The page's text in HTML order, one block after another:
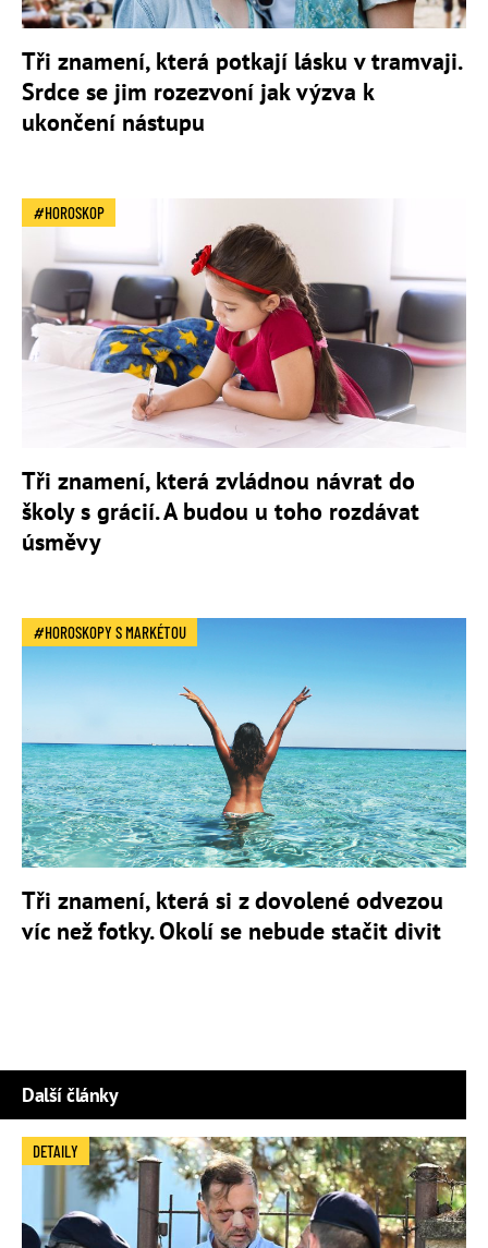
Tři znamení, která potkají lásku v tramvaji.
Srdce se jim rozezvoní jak výzva k
ukončení nástupu
HOROSKOP
Tři znamení, která zvládnou návrat do
školy s grácií. A budou u toho rozdávat
úsměvy
HOROSKOPY S MARKÉTOU
Tři znamení, která si z dovolené odvezou
víc než fotky. Okolí se nebude stačit divit
Další články
DETAILY